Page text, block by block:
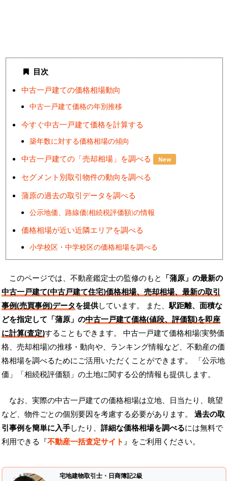
目次
中古一戸建ての価格相場動向
中古一戸建て価格の年別推移
今すぐ中古一戸建て価格を計算する
築年数に対する価格相場の傾向
中古一戸建ての「売却相場」を調べる New
セグメント別取引物件の動向を調べる
蒲原の過去の取引データを調べる
公示地価、路線価(相続税評価額)の情報
価格相場が近い近隣エリアを調べる
小学校区・中学校区の価格相場を調べる
このページでは、不動産鑑定士の監修のもと 「蒲原」の最新の
中古一戸建て(中古戸建て住宅)価格相場、売却相場、最新の取引
事例(売買事例)データを提供しています。 また、駅距離、面積な
どを指定して「蒲原」の中古一戸建て価格(値段、評価額)を即座
に計算(査定)することもできます。 中古一戸建て価格相場(実勢価
格、売却相場)の推移・動向や、ランキング情報など、不動産の価
格相場を調べるためにご活用いただくことができます。
「公示地
価」「相続税評価額」の土地に関する公的情報も提供します。
なお、実際の中古一戸建ての価格相場は立地、日当たり、眺望
など、物件ごとの個別要因を考慮する必要があります。 過去の取
引事例を簡単に入手したり、 詳細な価格相場を調べるには無料で
利用できる『不動産一括査定サイト 』をご利用ください。
宅地建物取引士・日商簿記2級